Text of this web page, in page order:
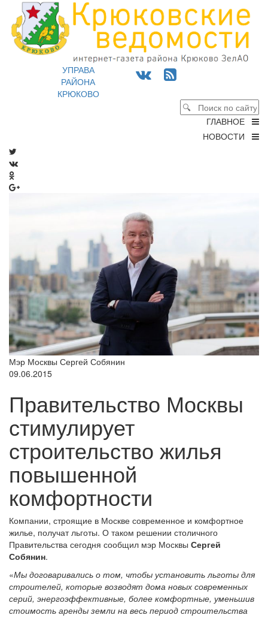
УПРАВА
РАЙОНА
КРЮКОВО
ГЛАВНОЕ
НОВОСТИ
Мэр Москвы Сергей Собянин
09.06.2015
Правительство Москвы
стимулирует
строительство жилья
повышенной
комфортности
Компании, строящие в Москве современное и комфортное
жилье, получат льготы. О таком решении столичного
Правительства сегодня сообщил мэр Москвы Сергей
Собянин.
«Мы договаривались о том, чтобы установить льготы для
строителей, которые возводят дома новых современных
серий, энергоэффективные, более комфортные, уменьшив
стоимость аренды земли на весь период строительства